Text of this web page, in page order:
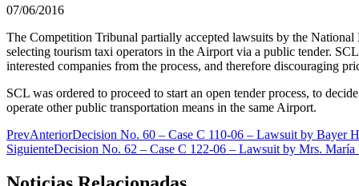
07/06/2016
The Competition Tribunal partially accepted lawsuits by the
selecting tourism taxi operators in the Airport via a public tender.
interested companies from the process, and therefore discouraging
SCL was ordered to proceed to start an open tender process, to
operate other public transportation means in the same Airport.
PrevAnteriorDecision No. 60 – Case C 110-06 – Lawsuit by Bayer
SiguienteDecision No. 62 – Case C 122-06 – Lawsuit by Mrs.